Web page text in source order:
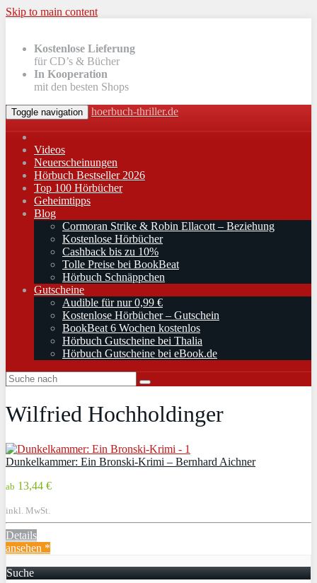
Skip to main content
Kostenlose Lieferung
für CD’s & Bücher
In Kooperation
mit den besten Shops
Toggle navigation hoerbuch-thriller.de
Videos
Neuerscheinungen
Hörbuch Bestseller 2026
Top 100 Hörbücher
Geheimtipps
Blog
Cormoran Strike & Robin Ellacott – Beziehung
Kostenlose Hörbücher
Cashback bis zu 10%
Tolle Preise bei BookBeat
Hörbuch Schnäppchen
Gutscheine
Audible für nur 0,99 €
Kostenlose Hörbücher – Gutschein
BookBeat 6 Wochen kostenlos
Hörbuch Gutscheine bei Thalia
Hörbuch Gutscheine bei eBook.de
Wilfried Hochholdinger
Dunkelkammer: Ein Bronski-Krimi – Bernhard Aichner
ab 13,44 €
inkl. MwSt.
Details
ansehen *
Suche